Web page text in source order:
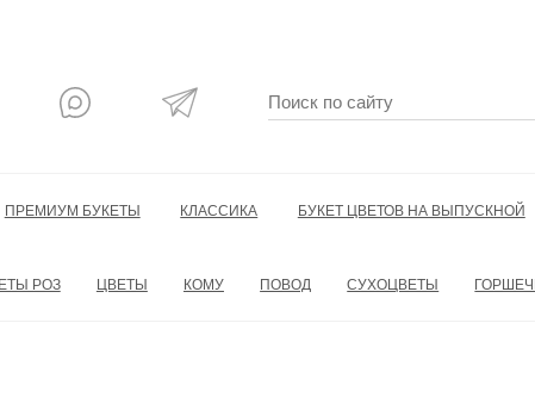
ПРЕМИУМ БУКЕТЫ КЛАССИКА БУКЕТ ЦВЕТОВ НА ВЫПУСКНОЙ
РОЗ ЦВЕТЫ КОМУ ПОВОД СУХОЦВЕТЫ